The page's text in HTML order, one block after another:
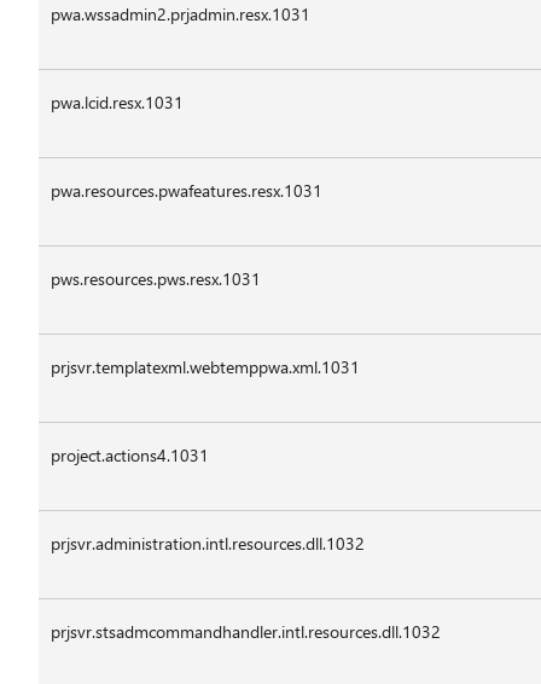
pwa.wssadmin2.prjadmin.resx.1031
pwa.lcid.resx.1031
pwa.resources.pwafeatures.resx.1031
pws.resources.pws.resx.1031
prjsvr.templatexml.webtemppwa.xml.1031
project.actions4.1031
prjsvr.administration.intl.resources.dll.1032
prjsvr.stsadmcommandhandler.intl.resources.dll.1032